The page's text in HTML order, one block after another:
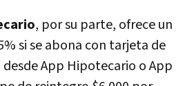
, por su parte, ofrece un
si se abona con tarjeta de
App Hipotecario o App